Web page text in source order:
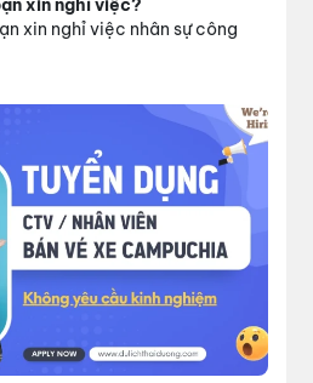
xin nghỉ việc?
xin nghỉ việc nhân sự công